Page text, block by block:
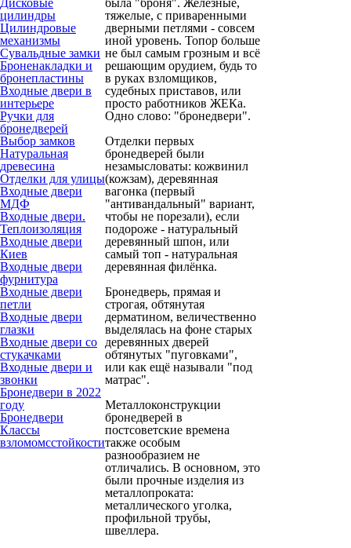
Дисковые
цилиндры
Цилиндровые
механизмы
Сувальдные замки
Броненакладки и
бронепластины
Входные двери в
интерьере
Ручки для
бронедверей
Выбор замков
Натуральная
древесина
Отделки для улицы
Входные двери
МДФ
Входные двери.
Теплоизоляция
Входные двери
Киев
Входные двери
фурнитура
Входные двери
петли
Входные двери
глазки
Входные двери со
стукачками
Входные двери и
звонки
Бронедвери в 2022
году
Бронедвери
Классы
взломомсстойкости
была "броня". Железные,
тяжелые, с приваренными
дверными петлями - совсем
иной уровень. Топор больше
не был самым грозным и всё
решающим орудием, будь то
в руках взломщиков,
судебных приставов, или
просто работников ЖЕКа.
Одно слово: "бронедвери".
Отделки первых
бронедверей были
незамысловаты: кожвинил
(кожзам), деревянная
вагонка (первый
"антивандальный" вариант,
чтобы не порезали), если
подороже - натуральный
деревянный шпон, или
самый топ - натуральная
деревянная филёнка.
Бронедверь, прямая и
строгая, обтянутая
дерматином, величественно
выделялась на фоне старых
деревянных дверей
обтянутых "пуговками",
или как ещё называли "под
матрас".
Металлоконструкции
бронедверей в
постсоветские времена
также особым
разнообразием не
отличались. В основном, это
были прочные изделия из
металлопроката:
металлического уголка,
профильной трубы,
швеллера.